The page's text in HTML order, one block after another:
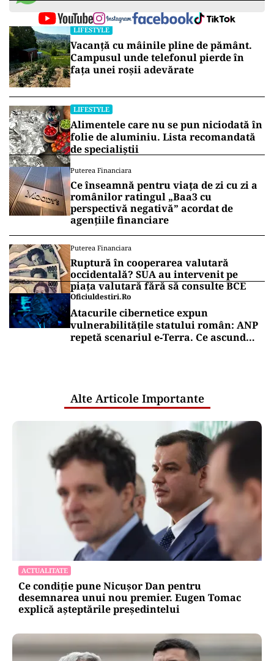
LIFESTYLE
Vacanță cu mâinile pline de pământ.
Campusul unde telefonul pierde în
fața unei roșii adevărate
LIFESTYLE
Alimentele care nu se pun niciodată în
folie de aluminiu. Lista recomandată
de specialiștii
Puterea Financiara
Ce înseamnă pentru viața de zi cu zi a
românilor ratingul „Baa3 cu
perspectivă negativă” acordat de
agențiile financiare
Puterea Financiara
Ruptură în cooperarea valutară
occidentală? SUA au intervenit pe
piața valutară fără să consulte BCE
Oficiuldestiri.ro
Atacurile cibernetice expun
vulnerabilitățile statului român: ANP
repetă scenariul e‑Terra. Ce ascund
Alte Articole Importante
ACTUALITATE
Ce condiție pune Nicușor Dan pentru
desemnarea unui nou premier. Eugen Tomac
explică așteptările președintelui